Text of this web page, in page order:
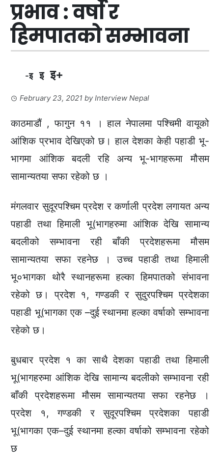
प्रभाव : वर्षा र
हिमपातको सम्भावना
-इ इ इ+
February 23, 2021 byInterview Nepal
काठमाडौं , फागुन ११ । हाल नेपालमा पश्चिमी वायूको
आंशिक प्रभाव देखिएको छ। हाल देशका केही पहाडी भू-
भागमा आंशिक बदली रहि अन्य भू-भागहरूमा मौसम
सामान्यतया सफा रहेको छ ।
मंगलवार सुदूरपश्चिम प्रदेश र कर्णाली प्रदेश लगायत अन्य
पहाडी तथा हिमाली भू(भागहरुमा आंशिक देखि सामान्य
बदलीको सम्भावना रही बाँकी प्रदेशहरूमा मौसम
सामान्यतया सफा रहनेछ । उच्च पहाडी तथा हिमाली
भू०भागका थोरै स्थानहरूमा हल्का हिमपातको संभावना
रहेको छ। प्रदेश १, गण्डकी र सुदुरपश्चिम प्रदेशका
पहाडी भू(भागका एक –दुई स्थानमा हल्का वर्षाको सम्भावना
रहेको छ।
बुधबार प्रदेश १ का साथै देशका पहाडी तथा हिमाली
भू(भागहरुमा आंशिक देखि सामान्य बदलीको सम्भावना रही
बाँकी प्रदेशहरूमा मौसम सामान्यतया सफा रहनेछ ।
प्रदेश १, गण्डकी र सुदूरपश्चिम प्रदेशका पहाडी
भू(भागका एक–दुई स्थानमा हल्का वर्षाको सम्भावना रहेको
छ